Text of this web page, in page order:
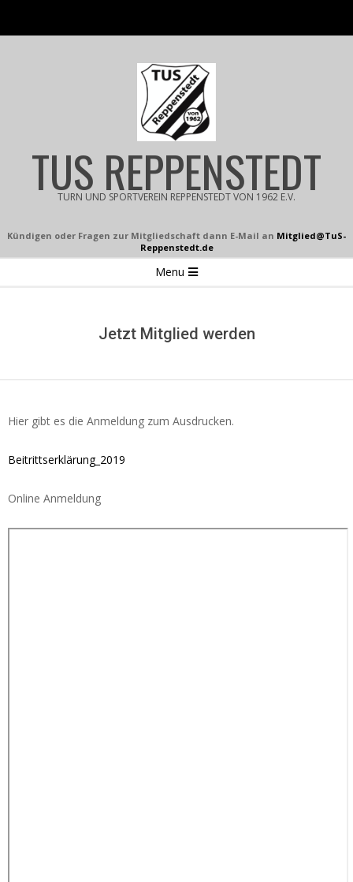
TUS REPPENSTEDT
TURN UND SPORTVEREIN REPPENSTEDT VON 1962 E.V.
Kündigen oder Fragen zur Mitgliedschaft dann E-Mail an Mitglied@TuS-
Reppenstedt.de
Menu
Jetzt Mitglied werden
Hier gibt es die Anmeldung zum Ausdrucken.
Beitrittserklärung_2019
Online Anmeldung